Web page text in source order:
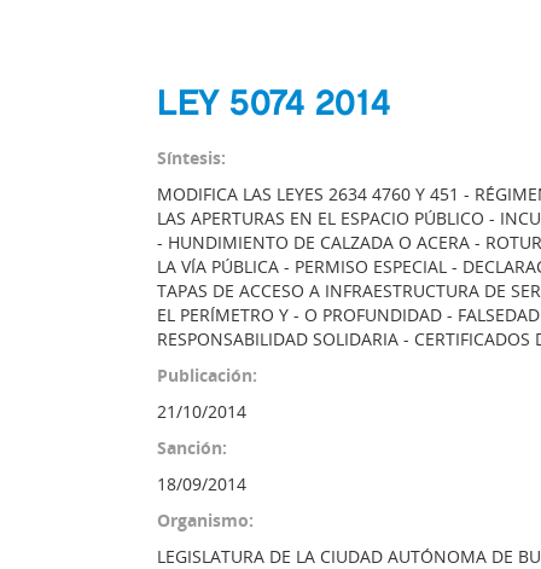
LEY 5074 2014
Síntesis:
MODIFICA LAS LEYES 2634 4760 Y 451 -
LAS APERTURAS EN EL ESPACIO PÚBLICO -
- HUNDIMIENTO DE CALZADA O ACERA -
LA VÍA PÚBLICA - PERMISO ESPECIAL -
TAPAS DE ACCESO A INFRAESTRUCTURA DE
EL PERÍMETRO Y - O PROFUNDIDAD -
RESPONSABILIDAD SOLIDARIA - CERTIFICADOS
Publicación:
21/10/2014
Sanción:
18/09/2014
Organismo:
LEGISLATURA DE LA CIUDAD AUTÓNOMA DE